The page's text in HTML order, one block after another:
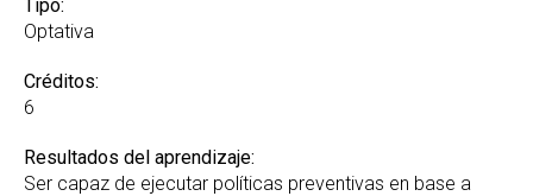
Tipo:
Optativa
Créditos:
6
Resultados del aprendizaje:
Ser capaz de ejecutar políticas preventivas en base a